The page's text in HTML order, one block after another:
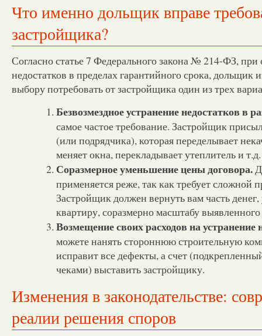
Что именно дольщик вправе
застройщика?
Согласно статье 7 Федерального закона № 214-ФЗ,
недостатков в пределах гарантийного срока, дольщик
выбору потребовать от застройщика один из трех
Безвозмездное устранение недостатков в
самое частое требование. Застройщик
(или подрядчика), которая переделывает
меняет окна, перекладывает утеплитель и т.д.
Соразмерное уменьшение цены договора.
применяется реже, так как требует сложной
Застройщик должен вернуть вам часть
квартиру, соразмерно масштабу выявленного
Возмещение своих расходов на устранение
можете нанять стороннюю строительную
исправит все дефекты, а счет
чеками) выставить застройщику.
Изменения в законодательстве:
реалии решения споров